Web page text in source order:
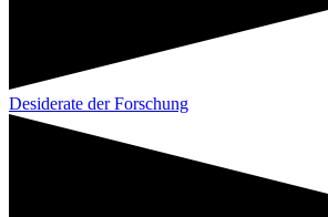
Desiderate der Forschung